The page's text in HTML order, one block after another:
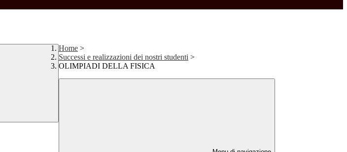
Home >
Successi e realizzazioni dei nostri studenti >
OLIMPIADI DELLA FISICA